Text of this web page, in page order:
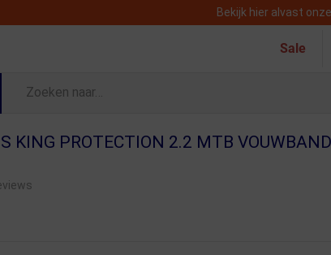
Bekijk hier alvast
Sale
KING PROTECTION 2.2 MTB